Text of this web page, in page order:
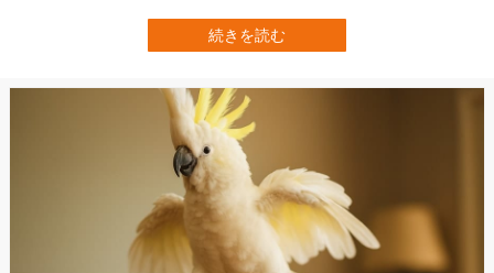
ジを根底から覆す“捕食者”が存在していたようです。 その名は「ヤ
ンジュケトゥス・ダラルディ（Janjucetus dullardi）」。 豪モナシ
続きを読む